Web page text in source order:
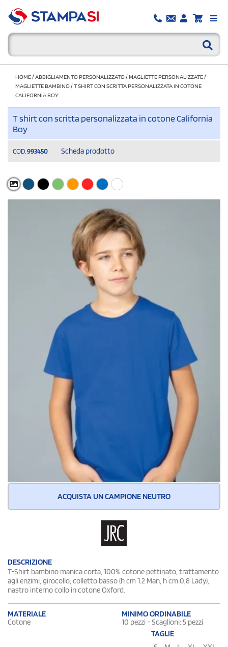
HOME/ABBIGLIAMENTO PERSONALIZZATO/MAGLIETTE PERSONALIZZATE/
MAGLIETTE BAMBINO/T SHIRT CON SCRITTA PERSONALIZZATA IN COTONE
CALIFORNIA BOY
T shirt con scritta personalizzata in cotone California
Boy
COD. 993450 Scheda prodotto
ACQUISTA UN CAMPIONE NEUTRO
DESCRIZIONE
T-Shirt bambino manica corta, 100% cotone pettinato, trattamento
agli enzimi, girocollo, colletto basso (h cm 1.2 Man, h cm 0,8 Lady),
nastro interno collo in cotone Oxford.
MATERIALE
Cotone
MINIMO ORDINABILE
10 pezzi - Scaglioni: 5 pezzi
TAGLIE